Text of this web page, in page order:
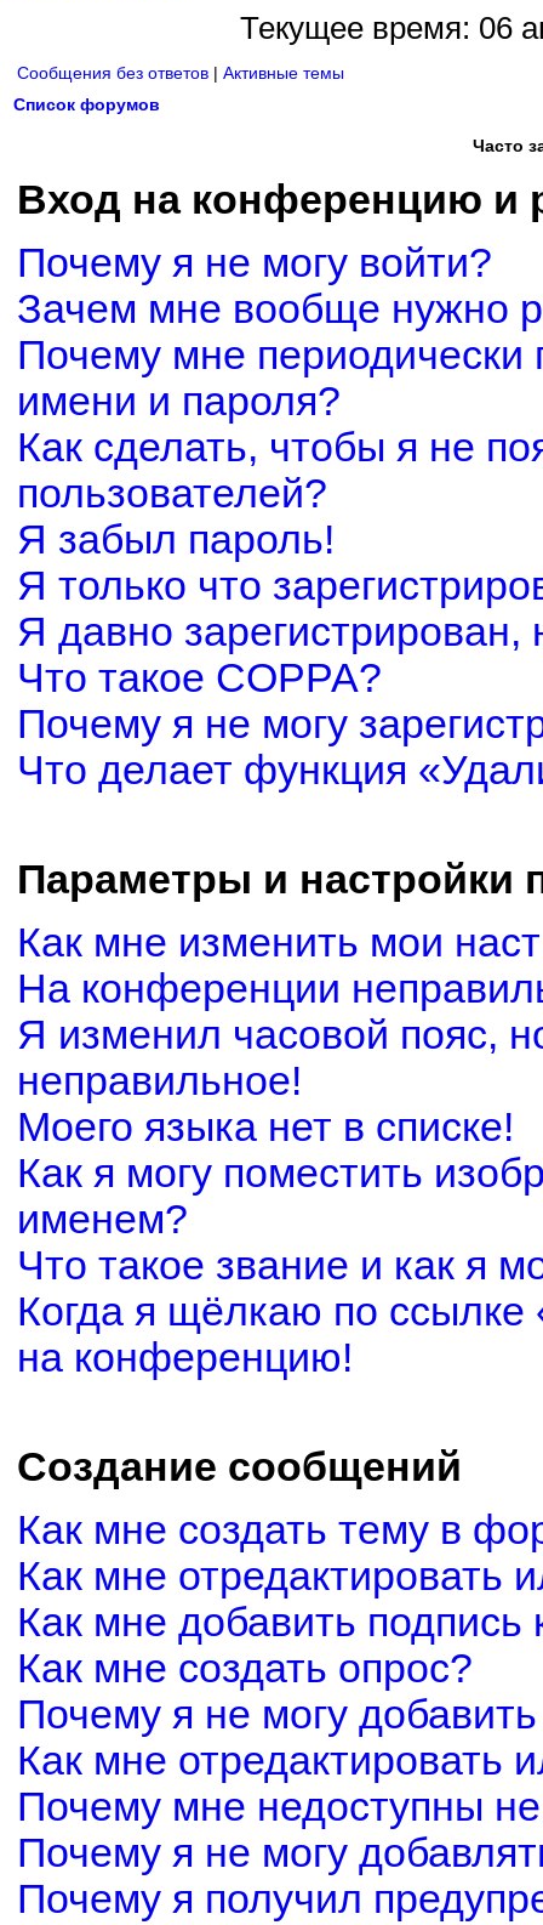
Текущее время: 06
Сообщения без ответов | Активные темы
Список форумов
Часто
Вход на конференцию и
Почему я не могу войти?
Зачем мне вообще нужно
Почему мне периодически
имени и пароля?
Как сделать, чтобы я не
пользователей?
Я забыл пароль!
Я только что
Я давно
Что такое COPPA?
Почему я не могу
Что делает функция
Параметры и настройки
Как мне изменить мои
На конференции
Я изменил часовой пояс,
неправильное!
Моего языка нет в списке!
Как я могу поместить
именем?
Что такое звание и как я
Когда я щёлкаю по ссылке
на конференцию!
Создание сообщений
Как мне создать тему в
Как мне отредактировать
Как мне добавить
Как мне создать опрос?
Почему я не могу
Как мне отредактировать
Почему мне недоступны
Почему я не могу
Почему я получил